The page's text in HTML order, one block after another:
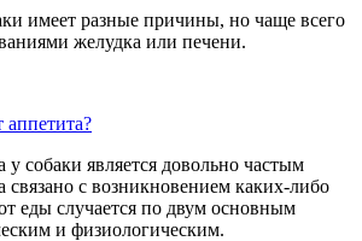
имеет разные причины, но чаще всего
желудка или печени.
у собаки является довольно частым
связано с возникновением каких-либо
еды случается по двум основным
и физиологическим.